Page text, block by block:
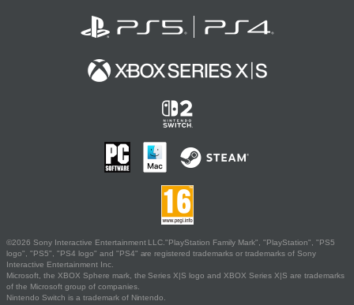
©2026 Sony Interactive Entertainment LLC."PlayStation Family Mark", "PlayStation", "PS5
logo", "PS5", "PS4 logo" and "PS4" are registered trademarks or trademarks of Sony
Interactive Entertainment Inc.
Microsoft, the XBOX Sphere mark, the Series X|S logo and XBOX Series X|S are trademarks
of the Microsoft group of companies.
Nintendo Switch is a trademark of Nintendo.